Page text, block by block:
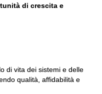
di crescita e
di vita dei sistemi e delle
qualità, affidabilità e